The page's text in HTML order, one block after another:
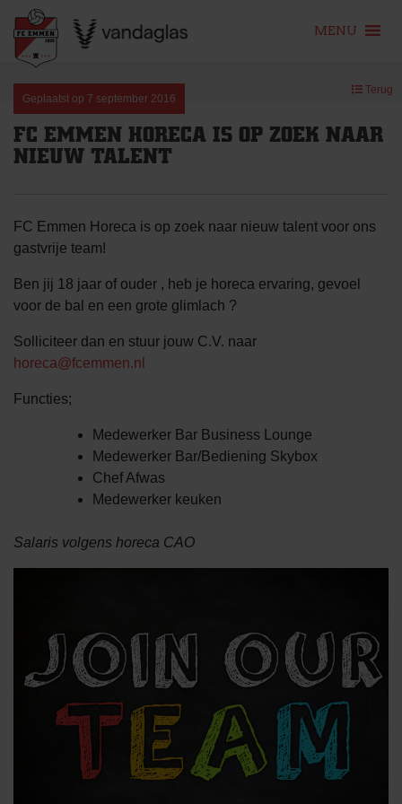
content
MENU
Geplaatst op 7 september 2016
Terug
FC EMMEN HORECA IS OP ZOEK NAAR
NIEUW TALENT
FC Emmen Horeca is op zoek naar nieuw talent voor ons
gastvrije team!
Ben jij 18 jaar of ouder , heb je horeca ervaring, gevoel
voor de bal en een grote glimlach ?
Solliciteer dan en stuur jouw C.V. naar
horeca@fcemmen.nl
Functies;
Medewerker Bar Business Lounge
Medewerker Bar/Bediening Skybox
Chef Afwas
Medewerker keuken
Salaris volgens horeca CAO